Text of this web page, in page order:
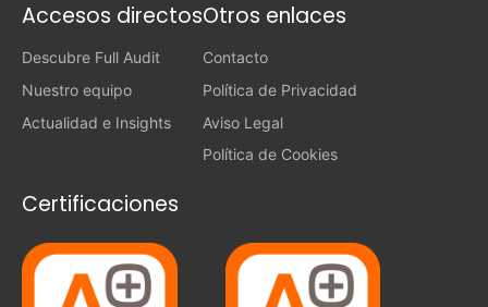
Accesos directos
Descubre Full Audit
Nuestro equipo
Actualidad e Insights
Otros enlaces
Contacto
Política de Privacidad
Aviso Legal
Política de Cookies
Certificaciones